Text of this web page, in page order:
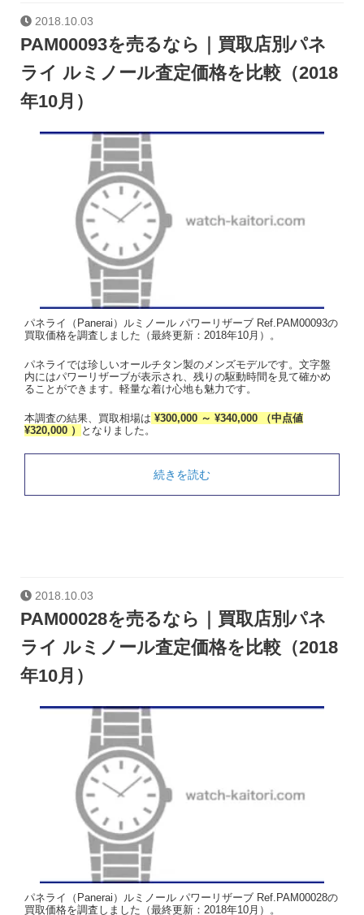
2018.10.03
PAM00093を売るなら｜買取店別パネ
ライ ルミノール査定価格を比較（2018
年10月）
パネライ（Panerai）ルミノール パワーリザーブ Ref.PAM00093の
買取価格を調査しました（最終更新：2018年10月）。
パネライでは珍しいオールチタン製のメンズモデルです。文字盤
内にはパワーリザーブが表示され、残りの駆動時間を見て確かめ
ることができます。軽量な着け心地も魅力です。
本調査の結果、買取相場は ¥300,000 ～ ¥340,000 （中点値
¥320,000 ）
となりました。
続きを読む
2018.10.03
PAM00028を売るなら｜買取店別パネ
ライ ルミノール査定価格を比較（2018
年10月）
パネライ（Panerai）ルミノール パワーリザーブ Ref.PAM00028の
買取価格を調査しました（最終更新：2018年10月）。